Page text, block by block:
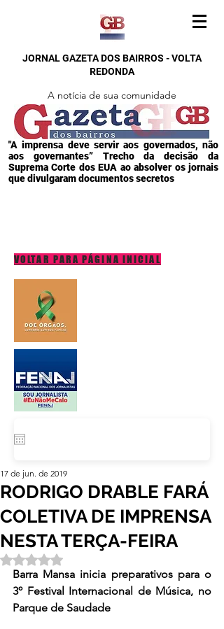
JORNAL GAZETA DOS BAIRROS - VOLTA
REDONDA
A notícia de sua comunidade
"A imprensa deve servir aos governados, não
aos governantes” Trecho da decisão da
Suprema Corte dos EUA ao absolver os jornais
que divulgaram documentos secretos
VOLTAR PARA PÁGINA INICIAL
RODRIGO DRABLE FARÁ
COLETIVA DE IMPRENSA
NESTA TERÇA-FEIRA
17 de jun. de 2019
Avaliado com NaN de 5 estrelas.
Barra Mansa inicia preparativos para o
3º Festival Internacional de Música, no
Parque de Saudade